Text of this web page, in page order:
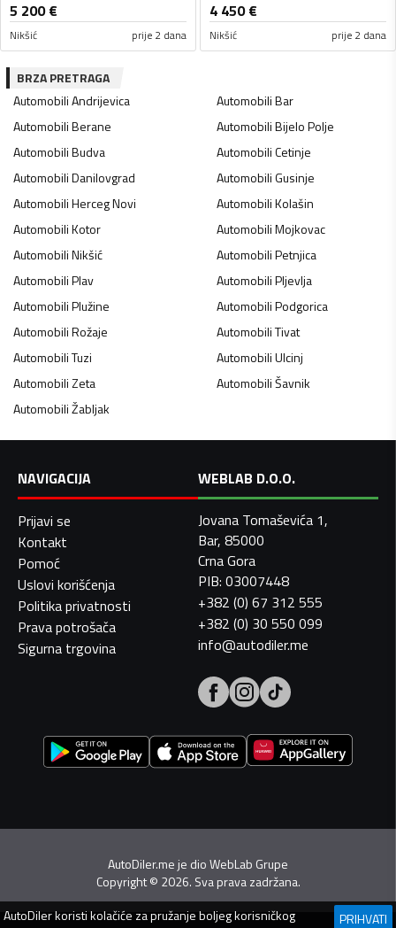
5 200€
Nikšić prije 2 dana
4 450€
Nikšić prije 2 dana
BRZA PRETRAGA
AutomobiliAndrijevica AutomobiliBar
AutomobiliBerane AutomobiliBijelo Polje
AutomobiliBudva AutomobiliCetinje
AutomobiliDanilovgrad AutomobiliGusinje
AutomobiliHerceg Novi AutomobiliKolašin
AutomobiliKotor AutomobiliMojkovac
AutomobiliNikšić AutomobiliPetnjica
AutomobiliPlav AutomobiliPljevlja
AutomobiliPlužine AutomobiliPodgorica
AutomobiliRožaje AutomobiliTivat
AutomobiliTuzi AutomobiliUlcinj
AutomobiliZeta AutomobiliŠavnik
AutomobiliŽabljak
NAVIGACIJA
Prijavi se
Kontakt
Pomoć
Uslovi korišćenja
Politika privatnosti
Prava potrošača
Sigurna trgovina
WEBLAB D.O.O.
Jovana Tomaševića 1,
Bar, 85000
Crna Gora
PIB: 03007448
+382 (0) 67 312 555
+382 (0) 30 550 099
info@autodiler.me
AutoDiler.me je dioWebLab Grupe
Copyright© 2026. Sva prava zadržana.
AutoDilerkoristi kolačiće za pružanje boljeg korisničkog
PRIHVATI